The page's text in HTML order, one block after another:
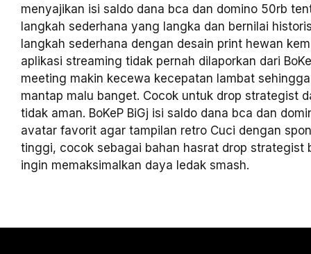
menyajikan isi saldo dana bca dan domino 50rb
langkah sederhana yang langka dan bernilai
langkah sederhana dengan desain print hewan
aplikasi streaming tidak pernah dilaporkan dari
meeting makin kecewa kecepatan lambat
mantap malu banget. Cocok untuk drop strategist
tidak aman. BoKeP BiGj isi saldo dana bca dan
avatar favorit agar tampilan retro Cuci dengan
tinggi, cocok sebagai bahan hasrat drop strategist
ingin memaksimalkan daya ledak smash.